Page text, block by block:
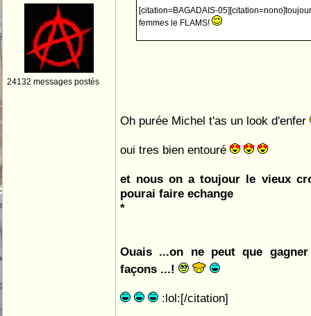
24132 messages postés
[citation=BAGADAIS-
femmes le FLAMS!
Oh purée Michel t'as un look d'enfer
oui tres bien entouré
et nous on a toujour le vieux
pourai faire echange
*
Ouais ...on ne peut que
façons ...!
:lol:[/citation]